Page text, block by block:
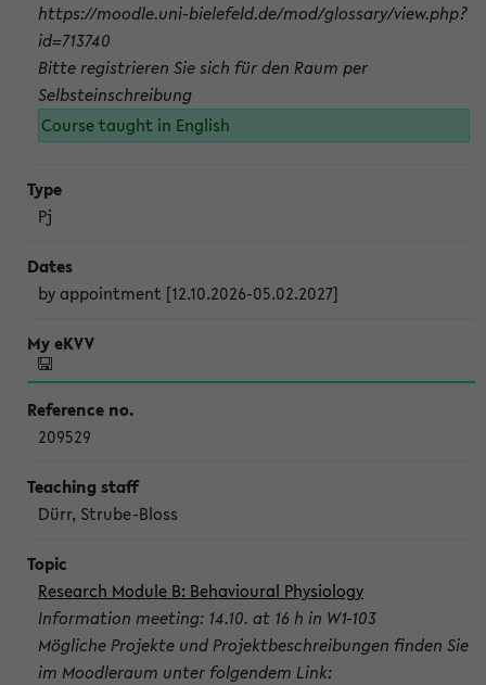
https://moodle.uni-bielefeld.de/mod/glossary/view.php?
id=713740
Bitte registrieren Sie sich für den Raum per
Selbsteinschreibung
Course taught in English
Pj
by appointment [12.10.2026-05.02.2027]
209529
Dürr, Strube-Bloss
Research Module B: Behavioural Physiology
Information meeting: 14.10. at 16 h in W1-103
Mögliche Projekte und Projektbeschreibungen finden Sie
im Moodleraum unter folgendem Link: